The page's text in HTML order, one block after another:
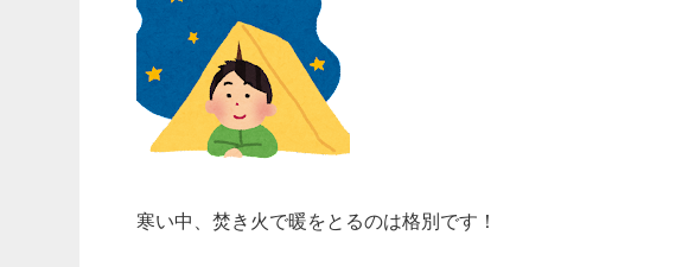
寒い中、焚き火で暖をとるのは格別です！